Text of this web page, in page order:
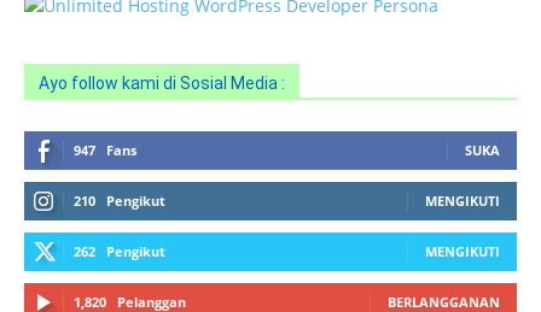
Ayo follow kami di Sosial Media :
947 Fans SUKA
210 Pengikut MENGIKUTI
262 Pengikut MENGIKUTI
1,820 Pelanggan BERLANGGANAN